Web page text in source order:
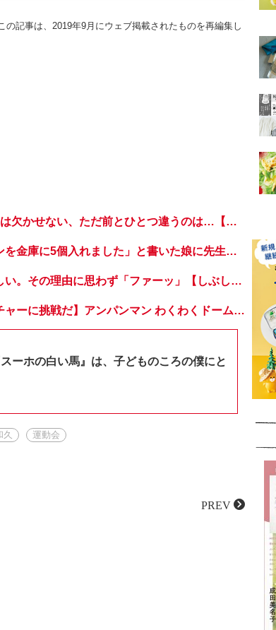
記事は、2019年9月にウェブ掲載されたものを再編集し
5歳児の今と昔。エプロンは欠かせない、ただ前とひとつ違うのは…【もちもち！おもちBOY・44】
ごもっともです。「プリンを金庫に5個入れました」と書いた娘に先生は？【よっといで3姉妹・13】
義父マキオさんは鳥に詳しい。その理由に思わず「ファーッ」【しぶしぶ同居したら義父が最高だった件・20】
【おうちでドームキャッチャーに挑戦だ】アンパンマン わくわくドームキャッチャー
ーホの白い馬』は、子どものころの僕にと
久 運動会
PREV